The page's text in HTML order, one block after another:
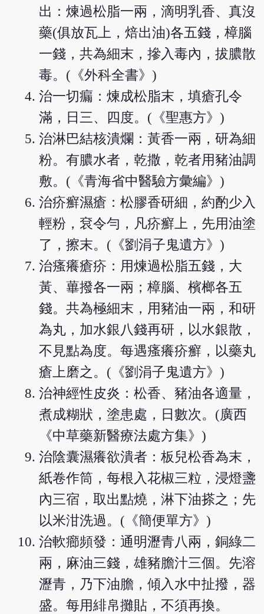
出：煉過松脂一兩，滴明乳香、真沒
藥(俱放瓦上，焙出油)各五錢，樟腦
一錢，共為細末，摻入毒內，拔膿散
毒。(《外科全書》)
治一切瘺：煉成松脂末，填瘡孔令
滿，日三、四度。(《聖惠方》)
治淋巴結核潰爛：黃香一兩，研為細
粉。有膿水者，乾撒，乾者用豬油調
敷。(《青海省中醫驗方彙編》)
治疥癬濕瘡：松膠香研細，約酌少入
輕粉，袞令勻，凡疥癬上，先用油塗
了，擦末。(《劉涓子鬼遺方》)
治瘙癢瘡疥：用煉過松脂五錢，大
黃、蓽撥各一兩；樟腦、檳榔各五
錢。共為極細末，用豬油一兩，和研
為丸，加水銀八錢再研，以水銀散，
不見點為度。每遇瘙癢疥癬，以藥丸
瘡上磨之。(《劉涓子鬼遺方》)
治神經性皮炎：松香、豬油各適量，
煮成糊狀，塗患處，日數次。(廣西
《中草藥新醫療法處方集》)
治陰囊濕癢欲潰者：板兒松香為末，
紙卷作筒，每根入花椒三粒，浸燈盞
內三宿，取出點燒，淋下油搽之；先
以米泔洗過。(《簡便單方》)
治軟癤頻發：通明瀝青八兩，銅綠二
兩，麻油三錢，雄豬膽汁三個。先溶
瀝青，乃下油膽，傾入水中扯撥，器
盛。每用緋帛攤貼，不須再換。